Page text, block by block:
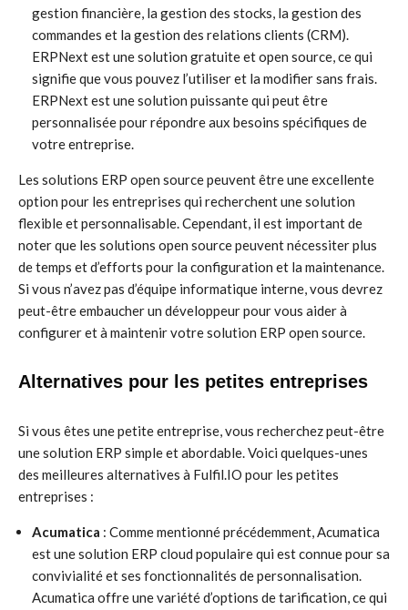
gestion financière, la gestion des stocks, la gestion des
commandes et la gestion des relations clients (CRM).
ERPNext est une solution gratuite et open source, ce qui
signifie que vous pouvez l’utiliser et la modifier sans frais.
ERPNext est une solution puissante qui peut être
personnalisée pour répondre aux besoins spécifiques de
votre entreprise.
Les solutions ERP open source peuvent être une excellente
option pour les entreprises qui recherchent une solution
flexible et personnalisable. Cependant, il est important de
noter que les solutions open source peuvent nécessiter plus
de temps et d’efforts pour la configuration et la maintenance.
Si vous n’avez pas d’équipe informatique interne, vous devrez
peut-être embaucher un développeur pour vous aider à
configurer et à maintenir votre solution ERP open source.
Alternatives pour les petites entreprises
Si vous êtes une petite entreprise, vous recherchez peut-être
une solution ERP simple et abordable. Voici quelques-unes
des meilleures alternatives à Fulfil.IO pour les petites
entreprises :
Acumatica : Comme mentionné précédemment, Acumatica
est une solution ERP cloud populaire qui est connue pour sa
convivialité et ses fonctionnalités de personnalisation.
Acumatica offre une variété d’options de tarification, ce qui